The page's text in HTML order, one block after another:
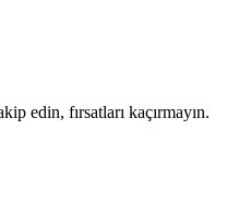
edin, fırsatları kaçırmayın.